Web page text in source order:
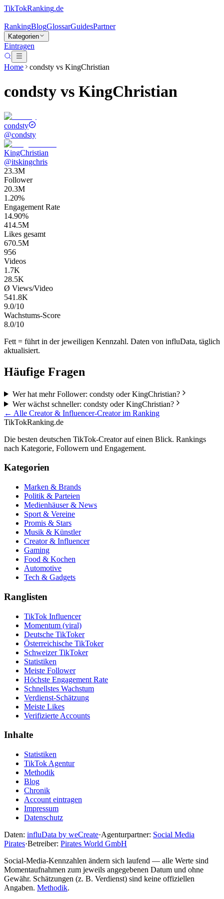
TikTokRanking.de
RankingBlogGlossarGuidesPartner
Kategorien
Eintragen
Home condsty vs KingChristian
condsty vs KingChristian
condsty
@condsty
KingChristian
@itskingchris
23.3M
Follower
20.3M
1.20%
Engagement Rate
14.90%
414.5M
Likes gesamt
670.5M
956
Videos
1.7K
28.5K
Ø Views/Video
541.8K
9.0/10
Wachstums-Score
8.0/10
Fett = führt in der jeweiligen Kennzahl. Daten von influData, täglich
aktualisiert.
Häufige Fragen
Wer hat mehr Follower: condsty oder KingChristian?
Wer wächst schneller: condsty oder KingChristian?
← Alle Creator & Influencer-Creator im Ranking
TikTokRanking.de
Die besten deutschen TikTok-Creator auf einen Blick. Rankings
nach Kategorie, Followern und Engagement.
Kategorien
Marken & Brands
Politik & Parteien
Medienhäuser & News
Sport & Vereine
Promis & Stars
Musik & Künstler
Creator & Influencer
Gaming
Food & Kochen
Automotive
Tech & Gadgets
Ranglisten
TikTok Influencer
Momentum (viral)
Deutsche TikToker
Österreichische TikToker
Schweizer TikToker
Statistiken
Meiste Follower
Höchste Engagement Rate
Schnellstes Wachstum
Verdienst-Schätzung
Meiste Likes
Verifizierte Accounts
Inhalte
Statistiken
TikTok Agentur
Methodik
Blog
Chronik
Account eintragen
Impressum
Datenschutz
Daten: influData by weCreate·Agenturpartner: Social Media
Pirates·Betreiber: Pirates World GmbH
Social-Media-Kennzahlen ändern sich laufend — alle Werte sind
Momentaufnahmen zum jeweils angegebenen Datum und ohne
Gewähr. Schätzungen (z. B. Verdienst) sind keine offiziellen
Angaben. Methodik.